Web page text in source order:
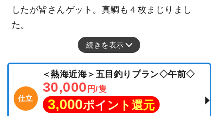
したが皆さんゲット。真鯛も４枚まじりまし
た。
続きを表示
仕立
＜熱海近海＞五目釣りプラン◇午前◇
30,000 円/隻
3,000ポイント還元